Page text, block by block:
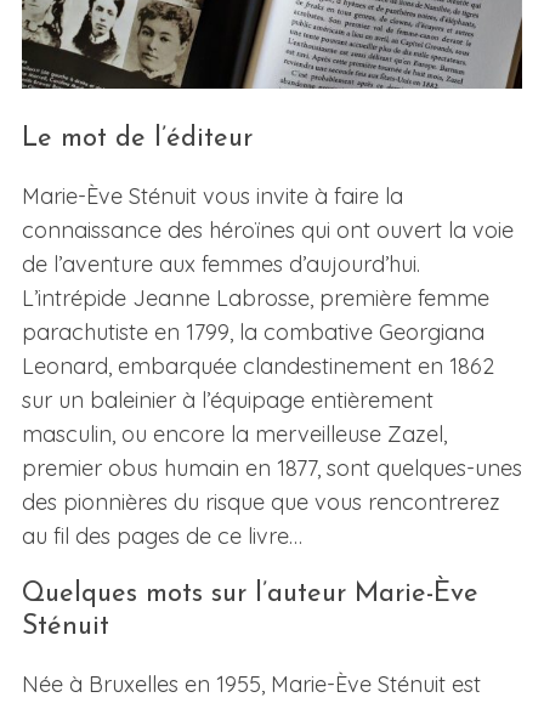
Le mot de l’éditeur
Marie-Ève Sténuit vous invite à faire la
connaissance des héroïnes qui ont ouvert la voie
de l’aventure aux femmes d’aujourd’hui.
L’intrépide Jeanne Labrosse, première femme
parachutiste en 1799, la combative Georgiana
Leonard, embarquée clandestinement en 1862
sur un baleinier à l’équipage entièrement
masculin, ou encore la merveilleuse Zazel,
premier obus humain en 1877, sont quelques-unes
des pionnières du risque que vous rencontrerez
au fil des pages de ce livre…
Quelques mots sur l’auteur Marie-Ève
Sténuit
Née à Bruxelles en 1955, Marie-Ève Sténuit est